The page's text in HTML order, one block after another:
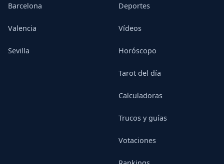
Barcelona
Valencia
Sevilla
Deportes
Vídeos
Horóscopo
Tarot del día
Calculadoras
Trucos y guías
Votaciones